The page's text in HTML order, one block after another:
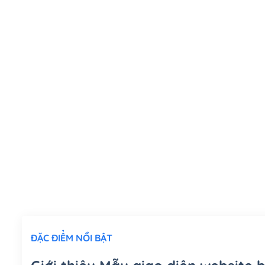
ĐẶC ĐIỂM NỔI BẬT